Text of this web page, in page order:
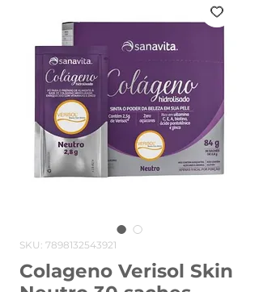
SKU: 7898132543921
Colageno Verisol Skin